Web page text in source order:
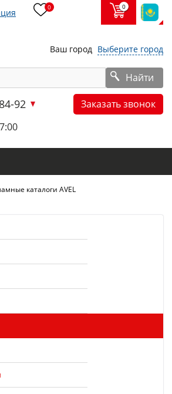
0 0
Ваш город Выберите город
Найти
92
Заказать звонок
каталоги AVEL